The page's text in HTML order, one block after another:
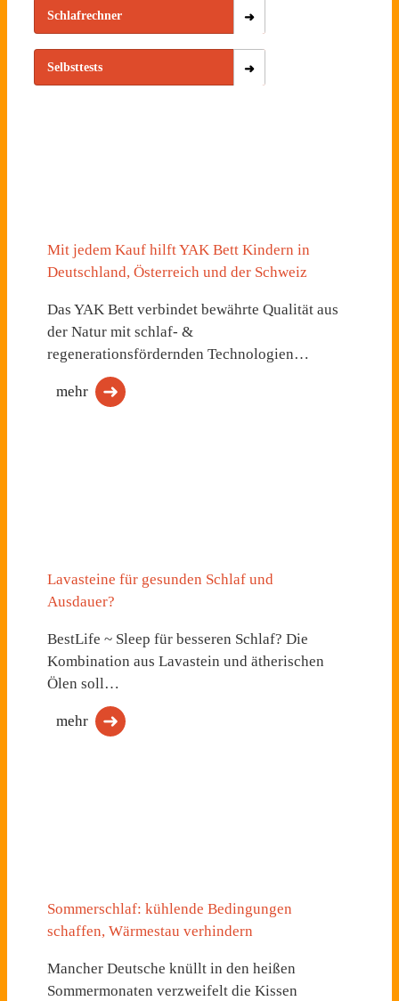
Schlafrechner
Selbsttests
Mit jedem Kauf hilft YAK Bett Kindern in
Deutschland, Österreich und der Schweiz
Das YAK Bett verbindet bewährte Qualität aus
der Natur mit schlaf- &
regenerationsfördernden Technologien…
mehr
Lavasteine für gesunden Schlaf und
Ausdauer?
BestLife ~ Sleep für besseren Schlaf? Die
Kombination aus Lavastein und ätherischen
Ölen soll…
mehr
Sommerschlaf: kühlende Bedingungen
schaffen, Wärmestau verhindern
Mancher Deutsche knüllt in den heißen
Sommermonaten verzweifelt die Kissen